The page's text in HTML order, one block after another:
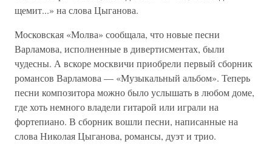
щемит...» на слова Цыганова.
Московская «Молва» сообщала, что новые песни
Варламова, исполненные в дивертисментах, были
чудесны. А вскоре москвичи приобрели первый сборник
романсов Варламова — «Музыкальный альбом». Теперь
песни композитора можно было услышать в любом доме,
где хоть немного владели гитарой или играли на
фортепиано. В сборник вошли песни, написанные на
слова Николая Цыганова, романсы, дуэт и трио.